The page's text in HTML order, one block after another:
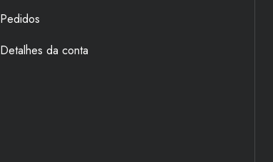
Pedidos
Detalhes da conta